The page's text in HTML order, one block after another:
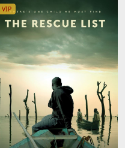
VIP